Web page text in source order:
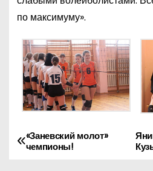
по максимуму».
Н«Заневский молот»
чемпионы!